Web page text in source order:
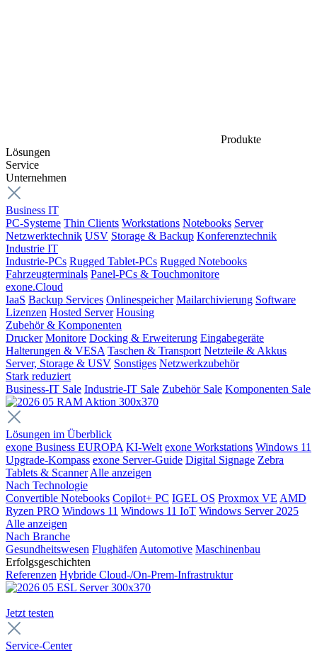
Produkte
Lösungen
Service
Unternehmen
Business IT
PC-Systeme Thin Clients Workstations Notebooks Server
Netzwerktechnik USV Storage & Backup Konferenztechnik
Industrie IT
Industrie-PCs Rugged Tablet-PCs Rugged Notebooks
Fahrzeugterminals Panel-PCs & Touchmonitore
exone.Cloud
IaaS Backup Services Onlinespeicher Mailarchivierung Software
Lizenzen Hosted Server Housing
Zubehör & Komponenten
Drucker Monitore Docking & Erweiterung Eingabegeräte
Halterungen & VESA Taschen & Transport Netzteile & Akkus
Server, Storage & USV Sonstiges Netzwerkzubehör
Stark reduziert
Business-IT Sale Industrie-IT Sale Zubehör Sale Komponenten Sale
Lösungen im Überblick
exone Business EUROPA KI-Welt exone Workstations Windows 11
Upgrade-Kompass exone Server-Guide Digital Signage Zebra
Tablets & Scanner Alle anzeigen
Nach Technologie
Convertible Notebooks Copilot+ PC IGEL OS Proxmox VE AMD
Ryzen PRO Windows 11 Windows 11 IoT Windows Server 2025
Alle anzeigen
Nach Branche
Gesundheitswesen Flughäfen Automotive Maschinenbau
Erfolgsgeschichten
Referenzen Hybride Cloud-/On-Prem-Infrastruktur
Jetzt testen
Service-Center